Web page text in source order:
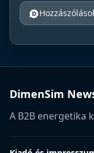
DimenSim
A B2B energetika